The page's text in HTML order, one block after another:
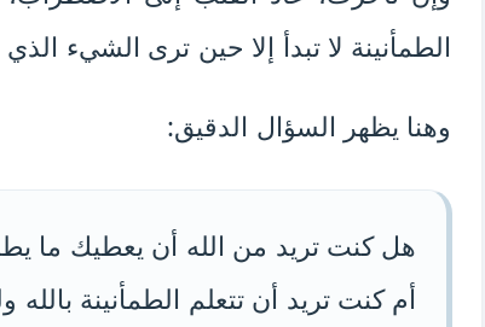
الطمأنينة لا تبدأ إلا حين ترى الشيء
وهنا يظهر السؤال الدقيق:
هل كنت تريد من الله أن يعطيك ما
أم كنت تريد أن تتعلم الطمأنينة